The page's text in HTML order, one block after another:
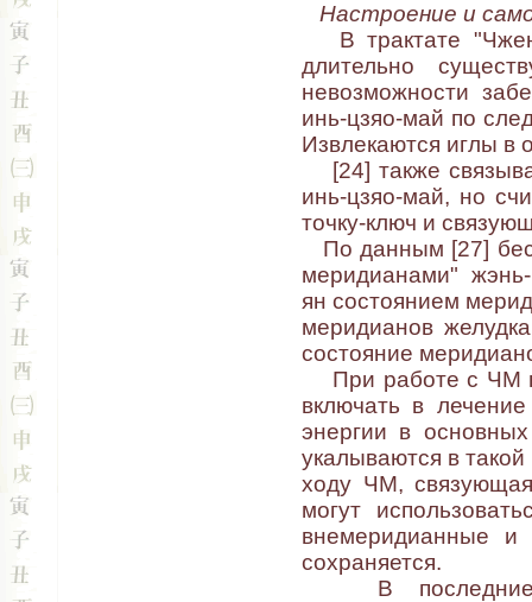
Настроение и
В трактате
длительно
невозможности
инь-цзяо-май по
Извлекаются иглы в
[24] также
инь-цзяо-май, но
точку-ключ и
По данным [27]
меридианами" жэнь-
ян состоянием
меридианов
состояние
При работе с ЧМ
включать в
энергии в
укалываются в такой
ходу ЧМ,
могут
внемеридианные и
сохраняется.
В последние